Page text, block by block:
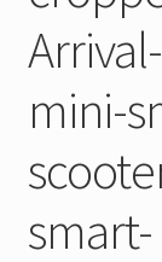
LIÊN HỆ
mini-
smart-